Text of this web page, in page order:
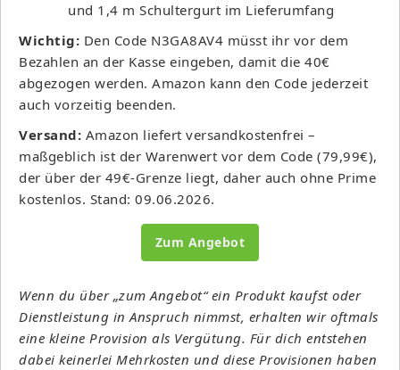
und 1,4 m Schultergurt im Lieferumfang
Wichtig: Den Code N3GA8AV4 müsst ihr vor dem
Bezahlen an der Kasse eingeben, damit die 40€
abgezogen werden. Amazon kann den Code jederzeit
auch vorzeitig beenden.
Versand: Amazon liefert versandkostenfrei –
maßgeblich ist der Warenwert vor dem Code (79,99€),
der über der 49€-Grenze liegt, daher auch ohne Prime
kostenlos. Stand: 09.06.2026.
Zum Angebot
Wenn du über „zum Angebot“ ein Produkt kaufst oder
Dienstleistung in Anspruch nimmst, erhalten wir oftmals
eine kleine Provision als Vergütung. Für dich entstehen
dabei keinerlei Mehrkosten und diese Provisionen haben